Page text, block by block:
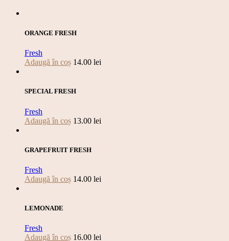
ORANGE FRESH
Fresh
Adaugă în coș 14.00 lei
SPECIAL FRESH
Fresh
Adaugă în coș 13.00 lei
GRAPEFRUIT FRESH
Fresh
Adaugă în coș 14.00 lei
LEMONADE
Fresh
Adaugă în coș 16.00 lei